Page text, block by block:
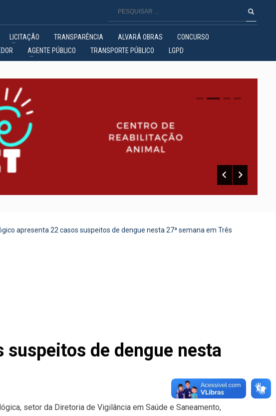
LICITAÇÃO TRANSPARÊNCIA ALVARÁ OBRAS
CONCURSO
AGENTE PÚBLICO TRANSPORTE PÚBLICO LGPD
0 1 2
apresenta 22 casos suspeitos de dengue nesta 27ª semana em Três
de dengue nesta
setor da Diretoria de Vigilância em Saúde e Saneamento,